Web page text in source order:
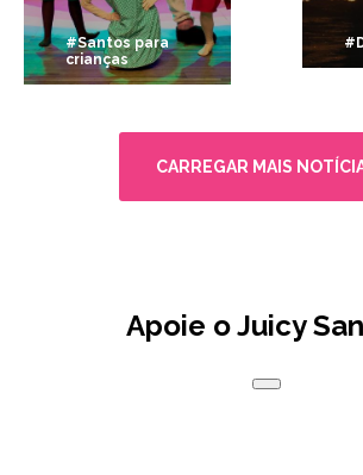
#Santos para
crianças
CARREGAR MAIS
Apoie o Juicy